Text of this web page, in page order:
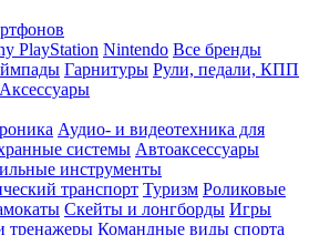
PlayStation Nintendo Все бренды
Гарнитуры Рули, педали, КПП
Аксессуары
Аудио- и видеотехника для
системы Автоаксессуары
инструменты
транспорт Туризм Роликовые
Скейты и лонгборды Игры
тренажеры Командные виды спорта